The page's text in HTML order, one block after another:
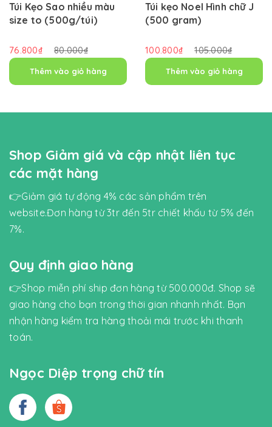
Túi Kẹo Sao nhiều màu
size to (500g/túi)
76.800₫ 80.000₫
Thêm vào giỏ hàng
Túi kẹo Noel Hình chữ J
(500 gram)
100.800₫ 105.000₫
Thêm vào giỏ hàng
Shop Giảm giá và cập nhật liên tục
các mặt hàng
👉Giảm giá tự động 4% các sản phẩm trên
website.Đơn hàng từ 3tr đến 5tr chiết khấu từ 5% đến
7%.
Quy định giao hàng
👉Shop miễn phí ship đơn hàng từ 500.000đ. Shop sẽ
giao hàng cho bạn trong thời gian nhanh nhất. Bạn
nhận hàng kiểm tra hàng thoải mái trước khi thanh
toán.
Ngọc Diệp trọng chữ tín